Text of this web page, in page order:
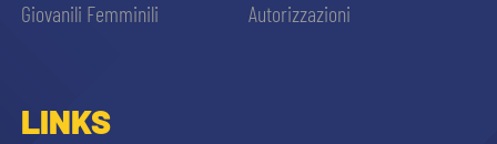
Giovanili Femminili
Autorizzazioni
LINKS